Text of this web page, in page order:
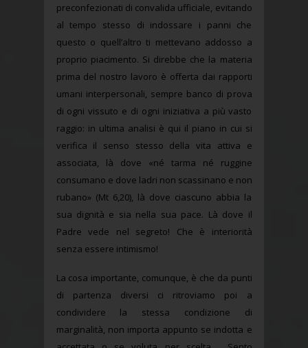
preconfezionati di convalida ufficiale, evitando
al tempo stesso di indossare i panni che
questo o quell’altro ti mettevano addosso a
proprio piacimento. Si direbbe che la materia
prima del nostro lavoro è offerta dai rapporti
umani interpersonali, sempre banco di prova
di ogni vissuto e di ogni iniziativa a più vasto
raggio: in ultima analisi è qui il piano in cui si
verifica il senso stesso della vita attiva e
associata, là dove «né tarma né ruggine
consumano e dove ladri non scassinano e non
rubano» (Mt 6,20), là dove ciascuno abbia la
sua dignità e sia nella sua pace. Là dove il
Padre vede nel segreto! Che è interiorità
senza essere intimismo!
La cosa importante, comunque, è che da punti
di partenza diversi ci ritroviamo poi a
condividere la stessa condizione di
marginalità, non importa appunto se indotta e